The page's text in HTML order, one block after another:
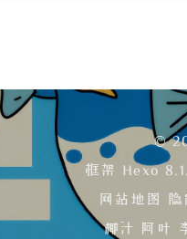
《原神》《崩坏：星穹铁
《泰拉瑞亚》，甚至对电
卡吗”以及“M 卡没听说
题。作者耐心解释了
存等概念，对方却以“跟
章通过一系列充满错位的
中不同用户群体在技术认
©
框架 Hexo
网站地图
隐
椰汁
阿叶